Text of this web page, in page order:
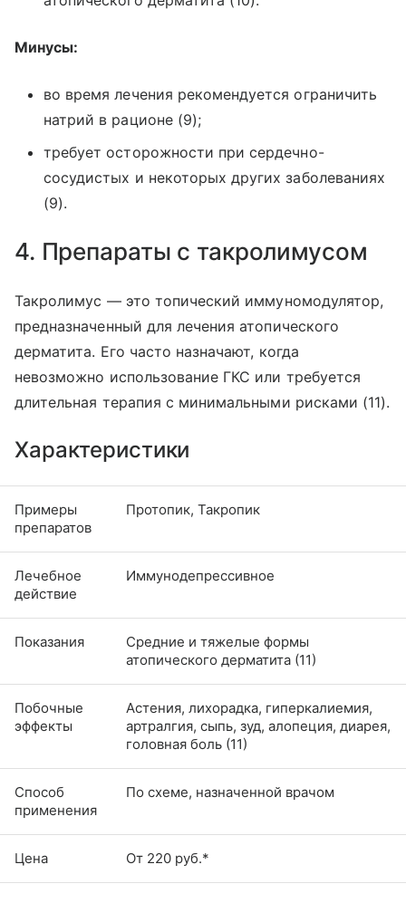
Минусы:
во время лечения рекомендуется ограничить
натрий в рационе (9);
требует осторожности при сердечно-
сосудистых и некоторых других заболеваниях
(9).
4. Препараты с такролимусом
Такролимус — это топический иммуномодулятор,
предназначенный для лечения атопического
дерматита. Его часто назначают, когда
невозможно использование ГКС или требуется
длительная терапия с минимальными рисками (11).
Характеристики
Примеры
препаратов
Протопик, Такропик
Лечебное
действие
Иммунодепрессивное
Показания
Средние и тяжелые формы
атопического дерматита (11)
Побочные
эффекты
Астения, лихорадка, гиперкалиемия,
артралгия, сыпь, зуд, алопеция, диарея,
головная боль (11)
Способ
применения
По схеме, назначенной врачом
Цена От 220 руб.*